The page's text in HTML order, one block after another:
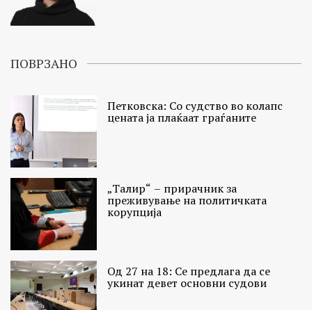
ПОВРЗАНО
Петковска: Со судство во колапс
цената ја плаќаат граѓаните
„Талир“ – прирачник за
преживување на политичката
корупција
Од 27 на 18: Се предлага да се
укинат девет основни судови